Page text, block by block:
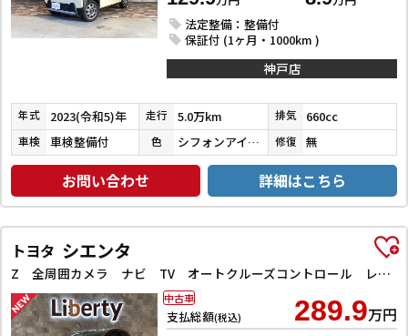
法定整備：整備付
保証付 (1ヶ月・1000km )
神戸店
年式 2023(令和5)年 走行 5.0万km 排気 660cc
車検 車検整備付 色 シフォンアイボリーメタリック 修復 無
お問い合わせ 詳細はこちら
トヨタ シエンタ
Z 全周囲カメラ ナビ TV オートクルーズコントロール レーンアシスト 衝突被害軽減システム 両側電動スライドドア オートマチックハイビーム オートライト LEDヘッドランプ スマートキー
支払総額(税込) 289.9万円
中古車